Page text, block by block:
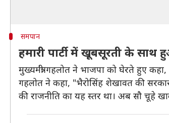
समपान
हमारी पार्टी में खूबसूरती के
मुख्यमंत्री गहलोत ने भाजपा को घेरते हुए
गहलोत ने कहा, "भैरोसिंह शेखावत की
की राजनीति का यह स्तर था। अब सौ चूहे